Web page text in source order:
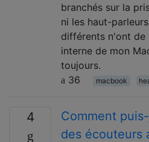
branchés sur la
ni les haut-
différents n'ont de
interne de mon
toujours.
36
macbook
4
Comment
des écouteurs